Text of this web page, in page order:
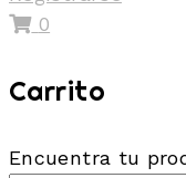
0
Carrito
Encuentra tu